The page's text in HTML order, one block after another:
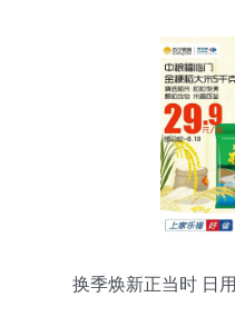
换季焕新正当时 日